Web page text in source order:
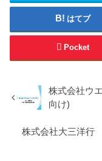
はてブ
Pocket
株式会社ウ
向け)
株式会社大三洋行